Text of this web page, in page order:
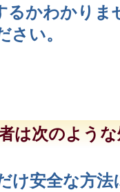
かわかり
い。
は次のよう
安全な方法